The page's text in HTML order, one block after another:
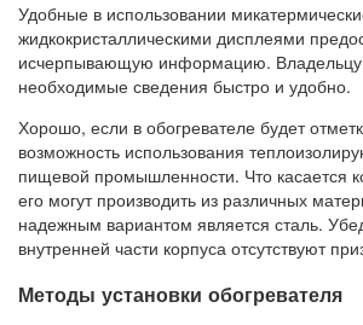
Удобные в использовании
жидкокристаллическими дисплеями
исчерпывающую информацию. Владельцу
необходимые сведения быстро и удобно.
Хорошо, если в обогревателе будет
возможность использования
пищевой промышленности. Что касается
его могут производить из различных
надежным вариантом является сталь.
внутренней части корпуса отсутствуют
Методы установки обогревателя